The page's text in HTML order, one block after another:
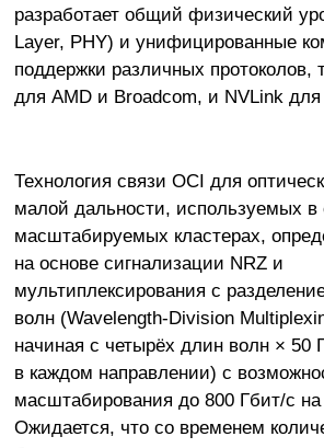
разработает общий физический
Layer, PHY) и унифицированные
поддержки различных протоколов,
для AMD и Broadcom, и NVLink
Технология связи OCI для
малой дальности, используемых в
масштабируемых кластерах,
на основе сигнализации NRZ и
мультиплексирования с
волн (Wavelength-Division
начиная с четырёх длин волн × 50
в каждом направлении) с
масштабирования до 800 Гбит/с на
Ожидается, что со временем